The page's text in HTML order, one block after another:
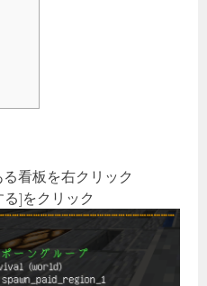
看板を右クリック
]をクリック